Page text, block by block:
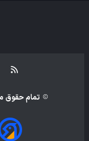
تمام حقوق